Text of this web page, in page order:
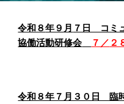
令和８年９ 月 ７日 コミ
協働活動研修会
７／ ２
令和８年７月３０日 臨